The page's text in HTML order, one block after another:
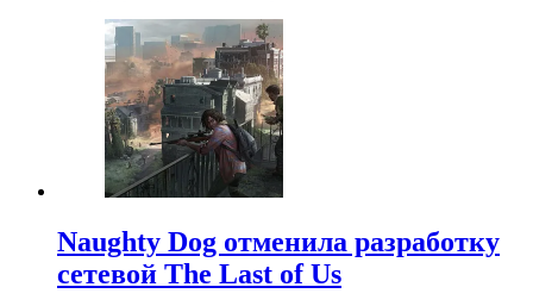
Naughty Dog отменила разработку
сетевой The Last of Us